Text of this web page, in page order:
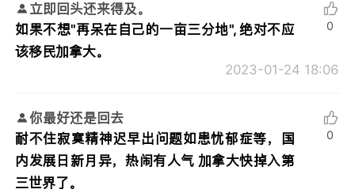
立即回头还来得及。
如果不想"再呆在自己的一亩三分地", 绝对不应
该移民加拿大。
2023-01-24 18:06
0
你最好还是回去
耐不住寂寞精神迟早出问题如患忧郁症等，国
内发展日新月异，热闹有人气 加拿大快掉入第
三世界了。
0